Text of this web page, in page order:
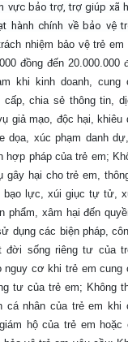
vực bảo trợ, trợ giúp xã
hành chính về bảo vệ
nhiệm bảo vệ trẻ
đồng đến 20.000.000
khi kinh doanh, cung
cấp, chia sẻ thông tin,
giả mạo, độc hại, khiêu
dọa, xúc phạm danh
hợp pháp của trẻ em;
gây hại cho trẻ em,
bạo lực, xúi giục tự tử,
phẩm, xâm hại đến
dụng các biện pháp,
đời sống riêng tư của
nguy cơ khi trẻ em cung
tư của trẻ em; Không
cá nhân của trẻ em khi
hộ của trẻ em